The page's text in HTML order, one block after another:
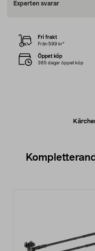
Experten svarar
Fri frakt
Från 599 kr*
Öppet köp
365 dagar öppet köp